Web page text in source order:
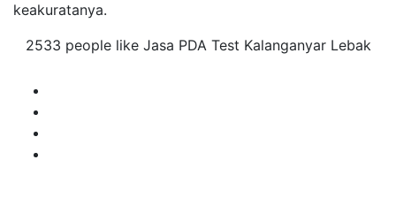
keakuratanya.
2533 people like Jasa PDA Test Kalanganyar Lebak